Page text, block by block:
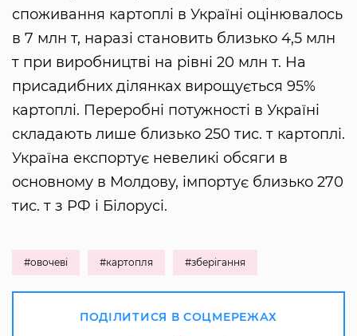
споживання картоплі в Україні оцінювалось
в 7 млн ​​т, наразі становить близько 4,5 млн
т при виробництві на рівні 20 млн т. На
присадибних ділянках вирощується 95%
картоплі. Переробні потужності в Україні
складають лише близько 250 тис. т картоплі.
Україна експортує невеликі обсяги в
основному в Молдову, імпортує близько 270
тис. т з РФ і Білорусі.
#овочеві #картопля #зберігання
ПОДІЛИТИСЯ В СОЦМЕРЕЖАХ